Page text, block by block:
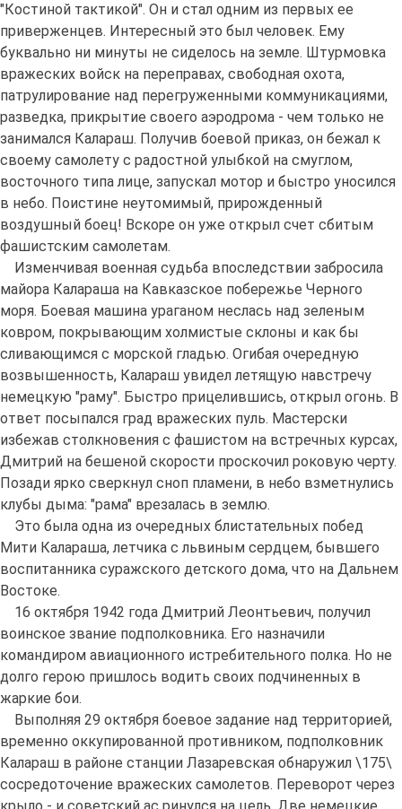
"Костиной тактикой". Он и стал одним из первых ее
приверженцев. Интересный это был человек. Ему
буквально ни минуты не сиделось на земле. Штурмовка
вражеских войск на переправах, свободная охота,
патрулирование над перегруженными коммуникациями,
разведка, прикрытие своего аэродрома - чем только не
занимался Калараш. Получив боевой приказ, он бежал к
своему самолету с радостной улыбкой на смуглом,
восточного типа лице, запускал мотор и быстро уносился
в небо. Поистине неутомимый, прирожденный
воздушный боец! Вскоре он уже открыл счет сбитым
фашистским самолетам.
Изменчивая военная судьба впоследствии забросила
майора Калараша на Кавказское побережье Черного
моря. Боевая машина ураганом неслась над зеленым
ковром, покрывающим холмистые склоны и как бы
сливающимся с морской гладью. Огибая очередную
возвышенность, Калараш увидел летящую навстречу
немецкую "раму". Быстро прицелившись, открыл огонь. В
ответ посыпался град вражеских пуль. Мастерски
избежав столкновения с фашистом на встречных курсах,
Дмитрий на бешеной скорости проскочил роковую черту.
Позади ярко сверкнул сноп пламени, в небо взметнулись
клубы дыма: "рама" врезалась в землю.
Это была одна из очередных блистательных побед
Мити Калараша, летчика с львиным сердцем, бывшего
воспитанника суражского детского дома, что на Дальнем
Востоке.
16 октября 1942 года Дмитрий Леонтьевич, получил
воинское звание подполковника. Его назначили
командиром авиационного истребительного полка. Но не
долго герою пришлось водить своих подчиненных в
жаркие бои.
Выполняя 29 октября боевое задание над территорией,
временно оккупированной противником, подполковник
Калараш в районе станции Лазаревская обнаружил \175\
сосредоточение вражеских самолетов. Переворот через